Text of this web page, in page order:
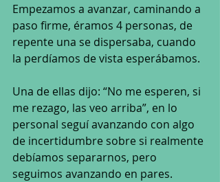
Empezamos a avanzar, caminando a
paso firme, éramos 4 personas, de
repente una se dispersaba, cuando
la perdíamos de vista esperábamos.
Una de ellas dijo: “No me esperen, si
me rezago, las veo arriba”, en lo
personal seguí avanzando con algo
de incertidumbre sobre si realmente
debíamos separarnos, pero
seguimos avanzando en pares.